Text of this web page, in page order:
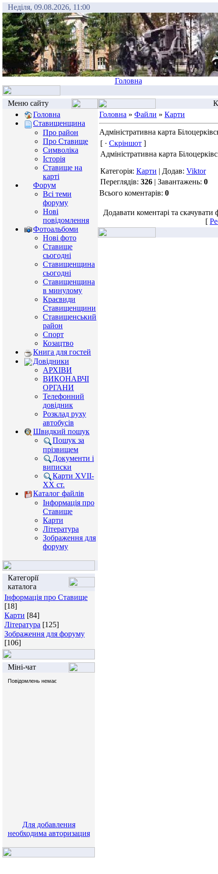
Неділя, 09.08.2026, 11:00
Головна
Меню сайту
Головна
Ставищенщина
Про район
Про Ставище
Символіка
Історія
Ставище на
карті
Форум
Всі теми
форуму
Нові
повідомлення
Фотоальбоми
Нові фото
Ставище
сьогодні
Ставищенщина
сьогодні
Ставищенщина
в минулому
Краєвиди
Ставищенщини
Ставищенський
район
Спорт
Козацтво
Книга для гостей
Довідники
АРХІВИ
ВИКОНАВЧІ
ОРГАНИ
Телефонний
довідник
Розклад руху
автобусів
Швидкий пошук
Пошук за
прізвищем
Документи і
виписки
Карти XVII-
XX ст.
Каталог файлів
Інформація про
Ставище
Карти
Література
Зображення для
форуму
Категорії
каталога
Інформація про Ставище
[18]
Карти [84]
Література [125]
Зображення для форуму
[106]
Міні-чат
Для добавления
необходима авторизация
Головна » Файли » Карти
Адміністративна карта
[ · Скріншот ]
Адміністративна карта
Категорія: Карти | Додав: Viktor
Переглядів: 326 | Завантажень: 0
Всього коментарів: 0
Додавати коментарі та
[